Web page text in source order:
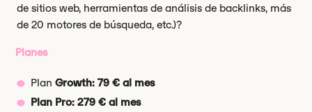
de sitios web, herramientas de análisis de backlinks, más
de 20 motores de búsqueda, etc.)?
Planes
PlanGrowth: 79 € al mes
Plan Pro: 279 € al mes